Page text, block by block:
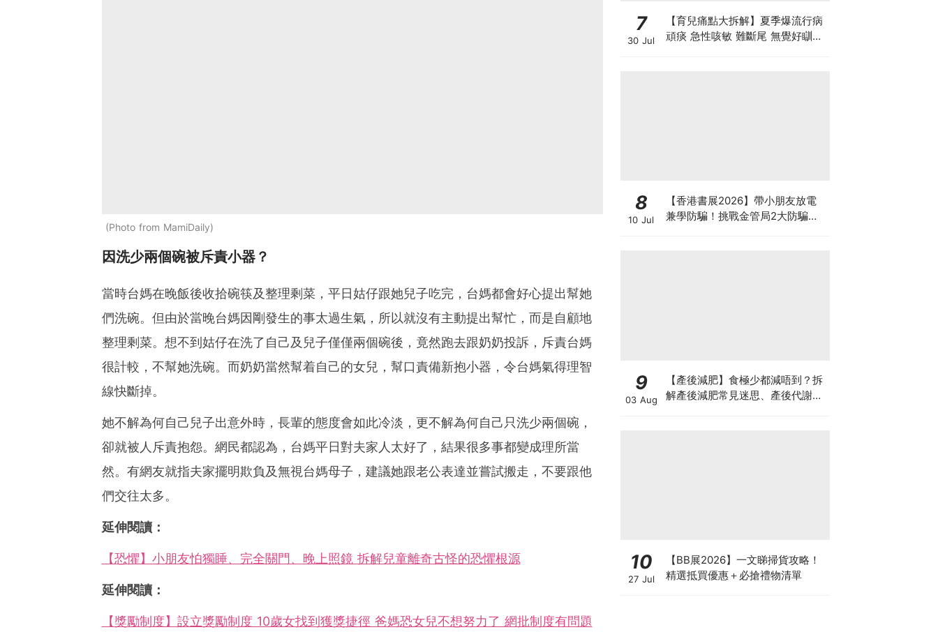
Photo from MamiDaily
因洗少兩個碗被斥責小器？
當時台媽在晚飯後收拾碗筷及整理剩菜，平日姑仔跟她兒子吃完，台媽都會好心提出幫她
們洗碗。但由於當晚台媽因剛發生的事太過生氣，所以就沒有主動提出幫忙，而是自顧地
整理剩菜。想不到姑仔在洗了自己及兒子僅僅兩個碗後，竟然跑去跟奶奶投訴，斥責台媽
很計較，不幫她洗碗。而奶奶當然幫着自己的女兒，幫口責備新抱小器，令台媽氣得理智
線快斷掉。
她不解為何自己兒子出意外時，長輩的態度會如此冷淡，更不解為何自己只洗少兩個碗，
卻就被人斥責抱怨。網民都認為，台媽平日對夫家人太好了，結果很多事都變成理所當
然。有網友就指夫家擺明欺負及無視台媽母子，建議她跟老公表達並嘗試搬走，不要跟他
們交往太多。
延伸閱讀：
【恐懼】小朋友怕獨睡、完全關門、晚上照鏡 拆解兒童離奇古怪的恐懼根源
延伸閱讀：
【獎勵制度】設立獎勵制度 10歲女找到獲獎捷徑 爸媽恐女兒不想努力了 網批制度有問題
7
30 Jul
【育兒痛點大拆解】夏季爆流行病
頑痰 急性咳敏 難斷尾 無覺好瞓？
8
10 Jul
【香港書展2026】帶小朋友放電
兼學防騙！挑戰金管局2大防騙遊
9
03 Aug
【產後減肥】食極少都減唔到？拆
解產後減肥常見迷思、產後代謝、
10
27 Jul
【BB展2026】一文睇掃貨攻略！
精選抵買優惠＋必搶禮物清單